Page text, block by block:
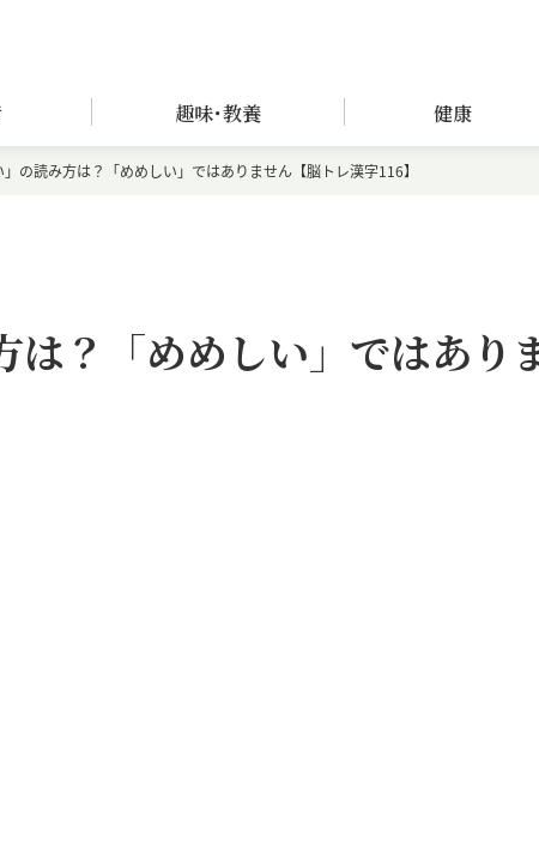
趣味･教養 健康
」の読み方は？「めめしい」ではありません【脳トレ漢字116】
は？「めめしい」ではあり